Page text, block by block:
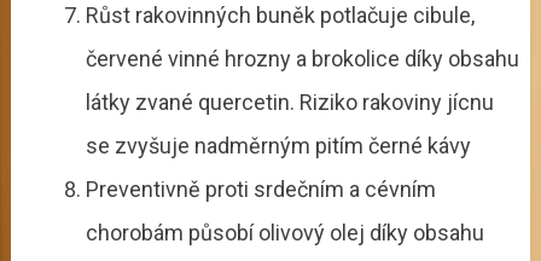
Růst rakovinných buněk potlačuje cibule,
červené vinné hrozny a brokolice díky obsahu
látky zvané quercetin. Riziko rakoviny jícnu
se zvyšuje nadměrným pitím černé kávy
Preventivně proti srdečním a cévním
chorobám působí olivový olej díky obsahu